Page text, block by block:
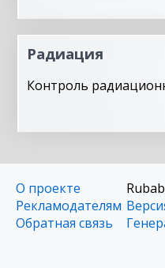
Радиация
Контроль
О проекте
Рекламодателям
Обратная связь